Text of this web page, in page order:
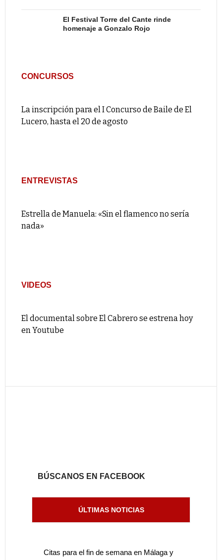
El Festival Torre del Cante rinde
homenaje a Gonzalo Rojo
CONCURSOS
La inscripción para el I Concurso de Baile de El
Lucero, hasta el 20 de agosto
ENTREVISTAS
Estrella de Manuela: «Sin el flamenco no sería
nada»
VIDEOS
El documental sobre El Cabrero se estrena hoy
en Youtube
BÚSCANOS EN FACEBOOK
ÚLTIMAS NOTICIAS
Citas para el fin de semana en Málaga y